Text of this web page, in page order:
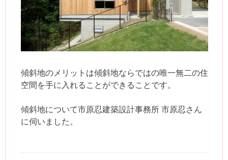
傾斜地のメリットは傾斜地ならではの唯一無二の住
空間を手に入れることができることです。
傾斜地について市原忍建築設計事務所 市原忍さん
に伺いました。